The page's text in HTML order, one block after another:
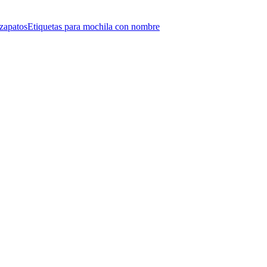
Etiquetas para mochila con nombre